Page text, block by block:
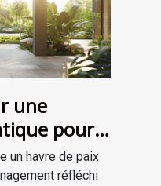
une
pour
un havre de paix
réfléchi